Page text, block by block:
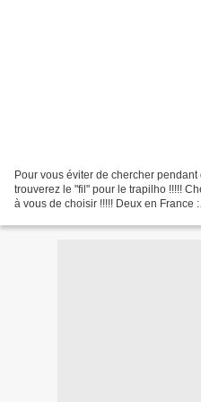
Pour vous éviter de chercher
trouverez le "fil" pour le trapilho !!!!!
à vous de choisir !!!!! Deux en France :
a.com/tous_les_produits_fr/